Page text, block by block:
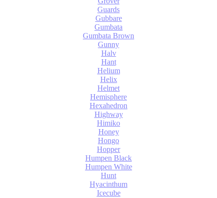
Guards
Gubbare
Gumbata
Gumbata Brown
Gunny
Halv
Hant
Helium
Helix
Helmet
Hemisphere
Hexahedron
Highway
Himiko
Honey
Hongo
Hopper
Humpen Black
Humpen White
Hunt
Hyacinthum
Icecube